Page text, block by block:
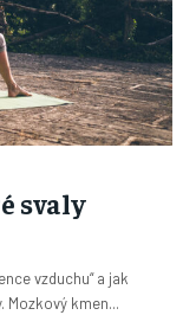
svaly
vzduchu“ a jak
během cvičení ovládat pomocné dýchací svaly. Mozkový kmen...